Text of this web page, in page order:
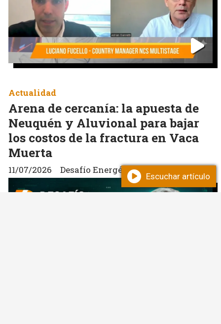
Arena de cercanía: la apuesta de
Neuquén y Aluvional para bajar
los costos de la fractura en Vaca
Muerta
Desafío Energético
Actualidad
11/07/2026
Escuchar artículo